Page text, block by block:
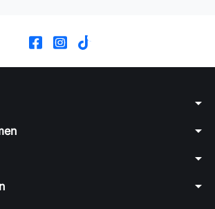
arrow_drop_down
arrow_drop_down
arrow_drop_down
arrow_drop_down